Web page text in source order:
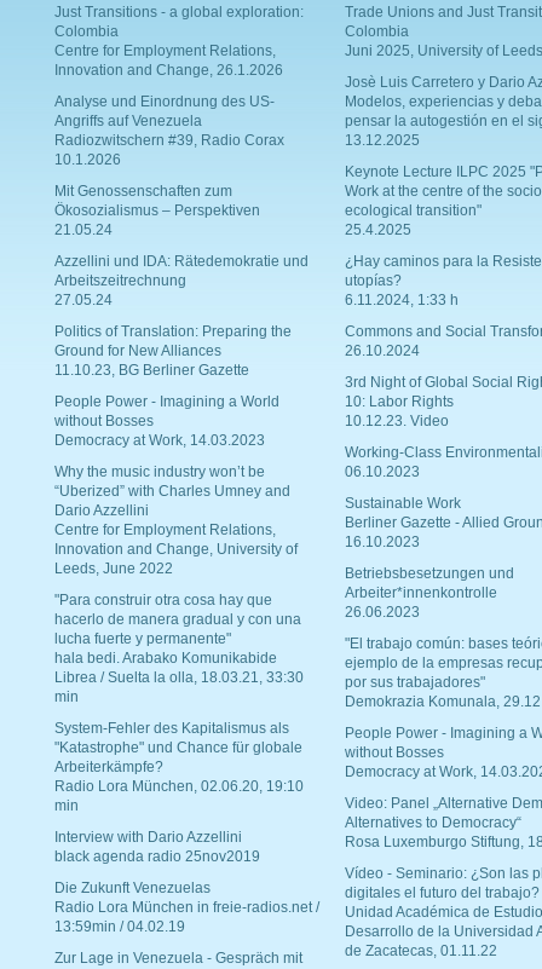
Just Transitions - a global exploration:
Colombia
Centre for Employment Relations,
Innovation and Change, 26.1.2026
Analyse und Einordnung des US-
Angriffs auf Venezuela
Radiozwitschern #39, Radio Corax
10.1.2026
Mit Genossenschaften zum
Ökosozialismus – Perspektiven
21.05.24
Azzellini und IDA: Rätedemokratie und
Arbeitszeitrechnung
27.05.24
Politics of Translation: Preparing the
Ground for New Alliances
11.10.23, BG Berliner Gazette
People Power - Imagining a World
without Bosses
Democracy at Work, 14.03.2023
Why the music industry won’t be
“Uberized” with Charles Umney and
Dario Azzellini
Centre for Employment Relations,
Innovation and Change, University of
Leeds, June 2022
"Para construir otra cosa hay que
hacerlo de manera gradual y con una
lucha fuerte y permanente"
hala bedi. Arabako Komunikabide
Librea / Suelta la olla, 18.03.21, 33:30
min
System-Fehler des Kapitalismus als
"Katastrophe" und Chance für globale
Arbeiterkämpfe?
Radio Lora München, 02.06.20, 19:10
min
Interview with Dario Azzellini
black agenda radio 25nov2019
Die Zukunft Venezuelas
Radio Lora München in freie-radios.net /
13:59min / 04.02.19
Zur Lage in Venezuela - Gespräch mit
Trade Unions and Just
Colombia
Juni 2025, University of Leeds
Josè Luis Carretero y Dario
Modelos, experiencias y
pensar la autogestión en el
13.12.2025
Keynote Lecture ILPC 2025
Work at the centre of the
ecological transition"
25.4.2025
¿Hay caminos para la
utopías?
6.11.2024, 1:33 h
Commons and Social
26.10.2024
3rd Night of Global Social
10: Labor Rights
10.12.23. Video
Working-Class
06.10.2023
Sustainable Work
Berliner Gazette - Allied
16.10.2023
Betriebsbesetzungen und
Arbeiter*innenkontrolle
26.06.2023
"El trabajo común: bases
ejemplo de la empresas
por sus trabajadores"
Demokrazia Komunala,
People Power - Imagining a
without Bosses
Democracy at Work,
Video: Panel „Alternative
Alternatives to Democracy“
Rosa Luxemburgo Stiftung,
Vídeo - Seminario: ¿Son las
digitales el futuro del trabajo?
Unidad Académica de
Desarrollo de la Universidad
de Zacatecas, 01.11.22